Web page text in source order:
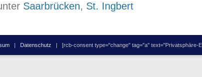
Saarbrücken, St. Ingbert
| Datenschutz | [rcb-consent type="change" tag="a" text="Privatsphäre-